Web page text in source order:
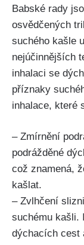
Babské rady⁢
osvědčených
suchého‌ kašle
nejúčinnějších
inhalaci se
příznaky
inhalace, které
– ‌Zmírnění
podrážděné
‍což⁢ znamená,
kašlat.
– Zvlhčení
suchému kašli.
dýchacích cest